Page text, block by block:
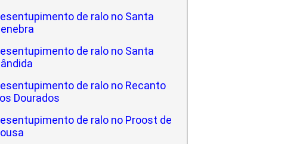
de ralo no Santa
de ralo no Santa
de ralo no Recanto
Dourados
de ralo no Proost de